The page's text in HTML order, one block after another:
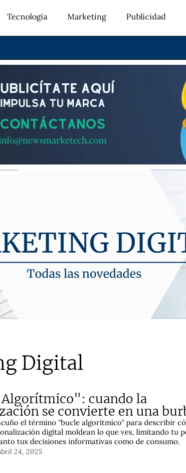
Tecnología Marketing Publicidad
Digital
cuando la
se convierte en una
el término "bucle algorítmico" para describir
digital moldean lo que ves, limitando tu
tus decisiones informativas como de consumo.
24, 2025